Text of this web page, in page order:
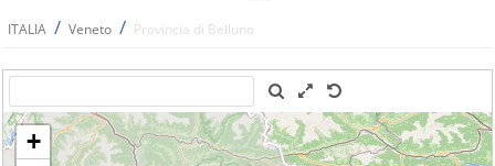
ITALIA / Veneto / Provincia di Belluno